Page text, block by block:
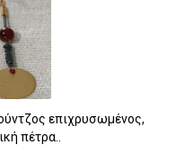
επιχρυσωμένος,
πέτρα..